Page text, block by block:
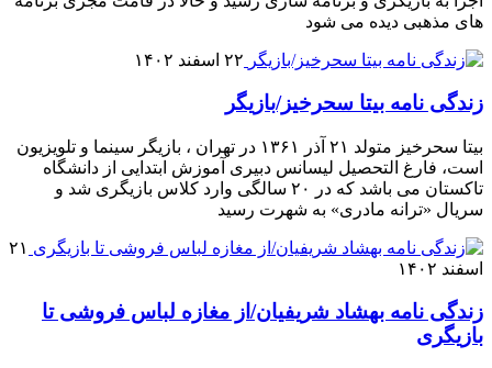
های مذهبی دیده می شود
۲۲ اسفند ۱۴۰۲
زندگی نامه بیتا سحرخیز/بازیگر
بیتا سحرخیز متولد ۲۱ آذر ۱۳۶۱ در تهران ، بازیگر سینما و تلویزیون
است، فارغ التحصیل لیسانس دبیری آموزش ابتدایی از دانشگاه
تاکستان می باشد که در ۲۰ سالگی وارد کلاس بازیگری شد و
سریال «ترانه مادری» به شهرت رسید
۲۱
اسفند ۱۴۰۲
زندگی نامه بهشاد شریفیان/از مغازه لباس فروشی تا
بازیگری